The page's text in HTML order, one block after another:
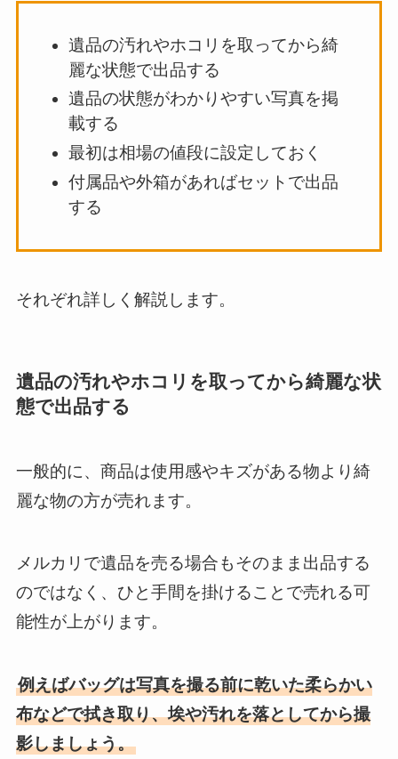
遺品の汚れやホコリを取ってから綺
麗な状態で出品する
遺品の状態がわかりやすい写真を掲
載する
最初は相場の値段に設定しておく
付属品や外箱があればセットで出品
する
それぞれ詳しく解説します。
遺品の汚れやホコリを取ってから綺麗な状
態で出品する
一般的に、商品は使用感やキズがある物より綺
麗な物の方が売れます。
メルカリで遺品を売る場合もそのまま出品する
のではなく、ひと手間を掛けることで売れる可
能性が上がります。
例えばバッグは写真を撮る前に乾いた柔らかい
布などで拭き取り、埃や汚れを落としてから撮
影しましょう。